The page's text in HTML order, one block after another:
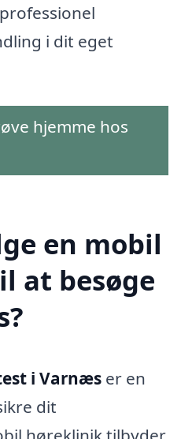
i dit eget
hjemme hos
en mobil
at besøge
i Varnæs er en
dit